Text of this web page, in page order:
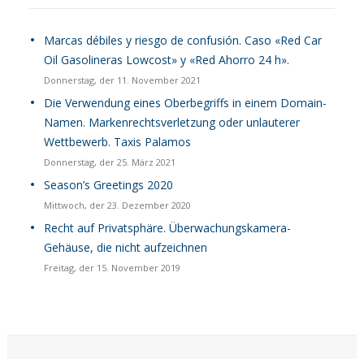
Marcas débiles y riesgo de confusión. Caso «Red Car
Oil Gasolineras Lowcost» y «Red Ahorro 24 h».
Donnerstag, der 11. November 2021
Die Verwendung eines Oberbegriffs in einem Domain-
Namen. Markenrechtsverletzung oder unlauterer
Wettbewerb. Taxis Palamos
Donnerstag, der 25. März 2021
Season’s Greetings 2020
Mittwoch, der 23. Dezember 2020
Recht auf Privatsphäre. Überwachungskamera-
Gehäuse, die nicht aufzeichnen
Freitag, der 15. November 2019